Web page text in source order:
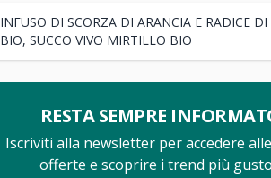
INFUSO DI SCORZA DI ARANCIA E RADICE
BIO, SUCCO VIVO MIRTILLO BIO
RESTA SEMPRE
Iscriviti alla newsletter per accedere
offerte e scoprire i trend più